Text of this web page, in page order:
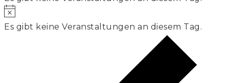
Es gibt keine Veranstaltungen an diesem Tag.